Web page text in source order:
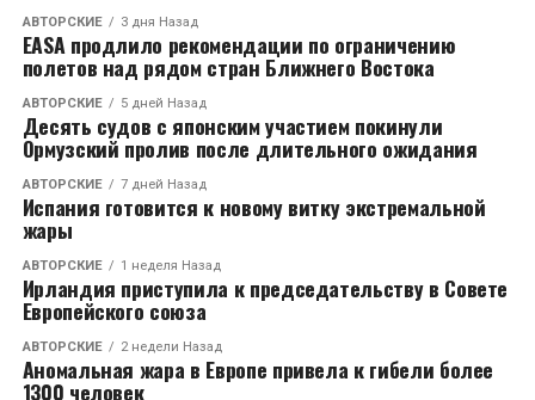
АВТОРСКИЕ 3 дня Назад
EASA продлило рекомендации по ограничению
полетов над рядом стран Ближнего Востока
АВТОРСКИЕ 5 дней Назад
Десять судов с японским участием покинули
Ормузский пролив после длительного ожидания
АВТОРСКИЕ 7 дней Назад
Испания готовится к новому витку экстремальной
жары
АВТОРСКИЕ 1 неделя Назад
Ирландия приступила к председательству в Совете
Европейского союза
АВТОРСКИЕ 2 недели Назад
Аномальная жара в Европе привела к гибели более
1300 человек